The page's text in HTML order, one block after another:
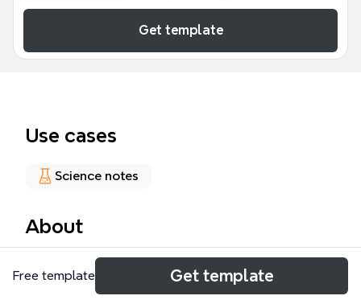
Get template
Use cases
Science notes
About
MP4格式是一种基于ISO/IEC 14496-12标准的媒体封装
格式，广泛应用于视频和音频存储。本模板以36个节
Free template Get template